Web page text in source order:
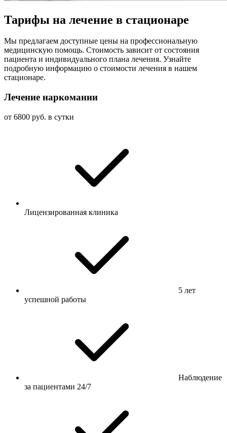
Тарифы на лечение в стационаре
Мы предлагаем доступные цены на профессиональную
медицинскую помощь. Стоимость зависит от состояния
пациента и индивидуального плана лечения. Узнайте
подробную информацию о стоимости лечения в нашем
стационаре.
Лечение наркомании
от 6800 руб. в сутки
Лицензированная клиника
5 лет
успешной работы
Наблюдение
за пациентами 24/7